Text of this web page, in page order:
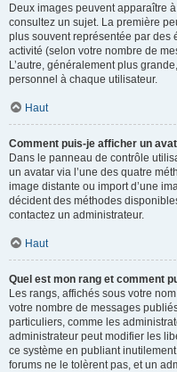
Deux images peuvent apparaître
consultez un sujet. La première
plus souvent représentée par des
activité (selon votre nombre de
L’autre, généralement plus
personnel à chaque utilisateur.
Haut
Comment puis-je afficher un
Dans le panneau de contrôle
un avatar via l’une des quatre
image distante ou import d’une
décident des méthodes
contactez un administrateur.
Haut
Quel est mon rang et comment
Les rangs, affichés sous votre
votre nombre de messages
particuliers, comme les
administrateur peut modifier les
ce système en publiant
forums ne le tolèrent pas, et un